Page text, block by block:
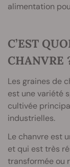
alimentation
C’EST
CHANVRE
Les graines de
est une variété
cultivée
industrielles.
Le chanvre est
et qui est très
transformée ou